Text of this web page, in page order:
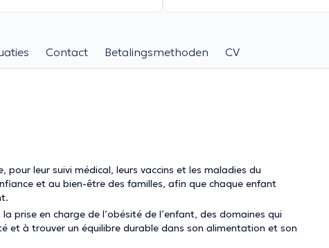
Contact Betalingsmethoden CV
pour leur suivi médical, leurs vaccins et les maladies du
et au bien-être des familles, afin que chaque enfant
la prise en charge de l’obésité de l’enfant, des domaines qui
à trouver un équilibre durable dans son alimentation et son